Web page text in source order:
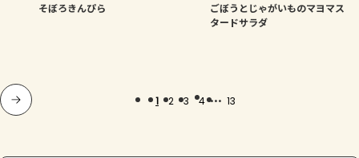
そぼろきんぴら
ごぼうとじゃがいものマヨマス
タードサラダ
1 2 3 4 ... 13